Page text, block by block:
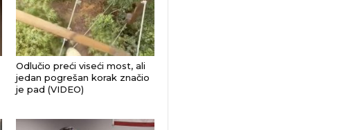
Odlučio preći viseći most, ali
jedan pogrešan korak značio
je pad (VIDEO)